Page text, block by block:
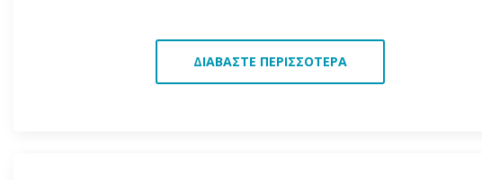
ΔΙΑΒΆΣΤΕ ΠΕΡΙΣΣΌΤΕΡΑ